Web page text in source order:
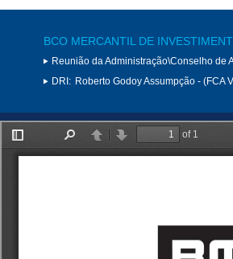
BCO MERCANTIL DE
Reunião da Administração\Conselho de
DRI: Roberto Godoy Assumpção - (FCA